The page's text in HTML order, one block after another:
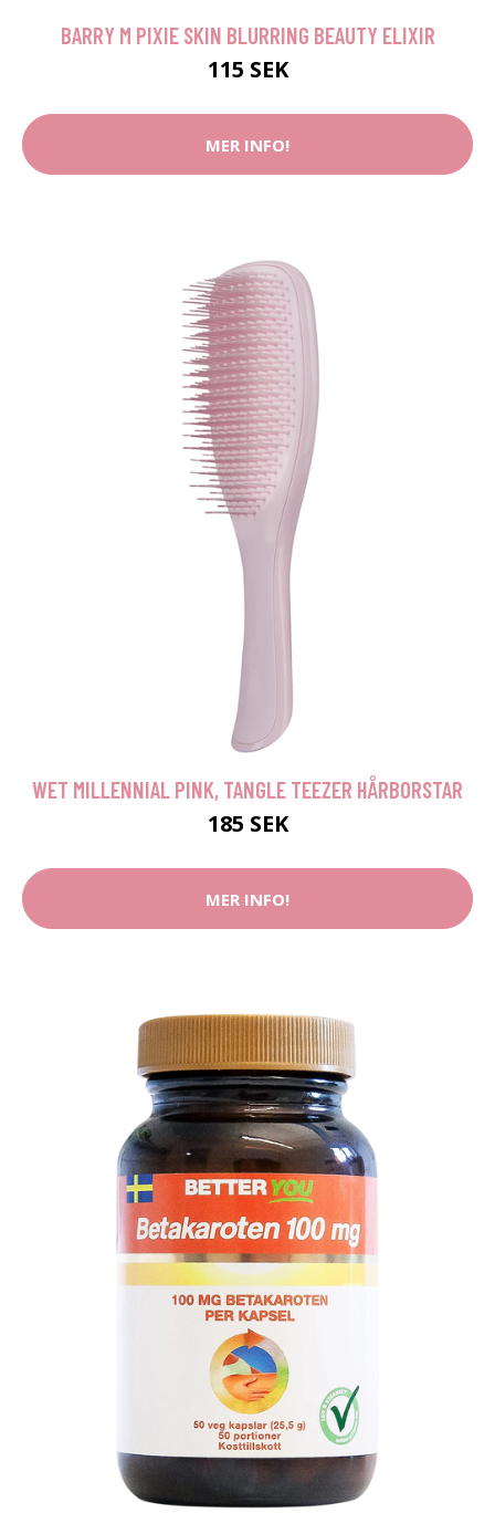
BARRY M PIXIE SKIN BLURRING BEAUTY ELIXIR
115 SEK
MER INFO!
WET MILLENNIAL PINK, TANGLE TEEZER HÅRBORSTAR
185 SEK
MER INFO!